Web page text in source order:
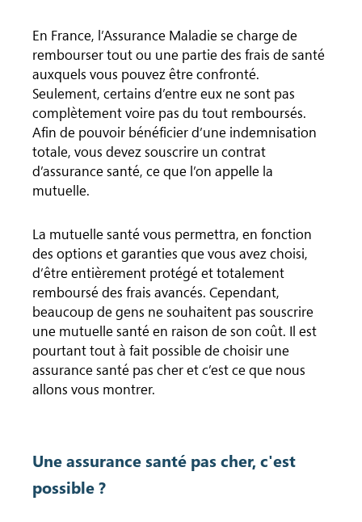
En France, l’Assurance Maladie se charge de
rembourser tout ou une partie des frais de santé
auxquels vous pouvez être confronté.
Seulement, certains d’entre eux ne sont pas
complètement voire pas du tout remboursés.
Afin de pouvoir bénéficier d’une indemnisation
totale, vous devez souscrire un contrat
d’assurance santé, ce que l’on appelle la
mutuelle.
La mutuelle santé vous permettra, en fonction
des options et garanties que vous avez choisi,
d’être entièrement protégé et totalement
remboursé des frais avancés. Cependant,
beaucoup de gens ne souhaitent pas souscrire
une mutuelle santé en raison de son coût. Il est
pourtant tout à fait possible de choisir une
assurance santé pas cher et c’est ce que nous
allons vous montrer.
Une assurance santé pas cher, c'est
possible ?